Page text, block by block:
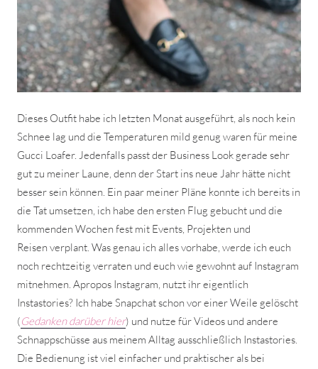
Dieses Outfit habe ich letzten Monat ausgeführt, als noch kein
Schnee lag und die Temperaturen mild genug waren für meine
Gucci Loafer. Jedenfalls passt der Business Look gerade sehr
gut zu meiner Laune, denn der Start ins neue Jahr hätte nicht
besser sein können. Ein paar meiner Pläne konnte ich bereits in
die Tat umsetzen, ich habe den ersten Flug gebucht und die
kommenden Wochen fest mit Events, Projekten und
Reisen verplant. Was genau ich alles vorhabe, werde ich euch
noch rechtzeitig verraten und euch wie gewohnt auf Instagram
mitnehmen. Apropos Instagram, nutzt ihr eigentlich
Instastories? Ich habe Snapchat schon vor einer Weile gelöscht
(Gedanken darüber hier) und nutze für Videos und andere
Schnappschüsse aus meinem Alltag ausschließlich Instastories.
Die Bedienung ist viel einfacher und praktischer als bei